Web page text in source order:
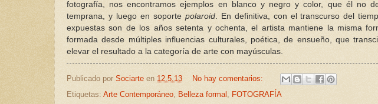
fotografía, nos encontramos ejemplos en blanco y negro y color, que él no
temprana, y luego en soporte polaroid. En definitiva, con el transcurso del
expuestas son de los años setenta y ochenta, el artista mantiene la misma
formada desde múltiples influencias culturales, poética, de ensueño, que
elevar el resultado a la categoría de arte con mayúsculas.
Publicado por Sociarte en 12.5.13
No hay comentarios:
Etiquetas: Arte Contemporáneo, Belleza formal , FOTOGRAFÍA